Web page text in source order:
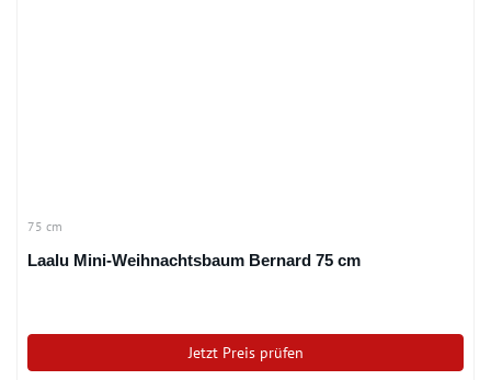
75 cm
Laalu Mini-Weihnachtsbaum Bernard 75 cm
Jetzt Preis prüfen